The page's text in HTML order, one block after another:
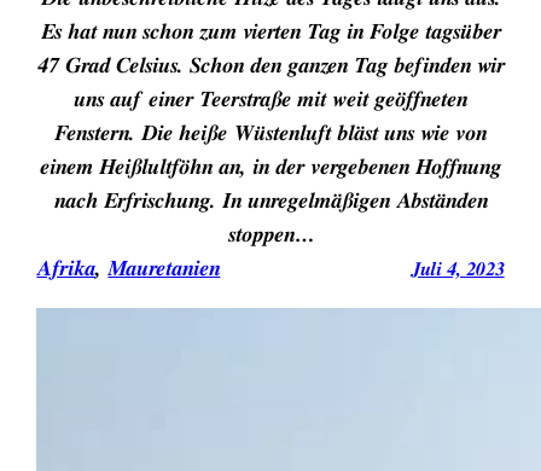
Es hat nun schon zum vierten Tag in Folge tagsüber
47 Grad Celsius. Schon den ganzen Tag befinden wir
uns auf einer Teerstraße mit weit geöffneten
Fenstern. Die heiße Wüstenluft bläst uns wie von
einem Heißlultföhn an, in der vergebenen Hoffnung
nach Erfrischung. In unregelmäßigen Abständen
stoppen…
Afrika, Mauretanien Juli 4, 2023